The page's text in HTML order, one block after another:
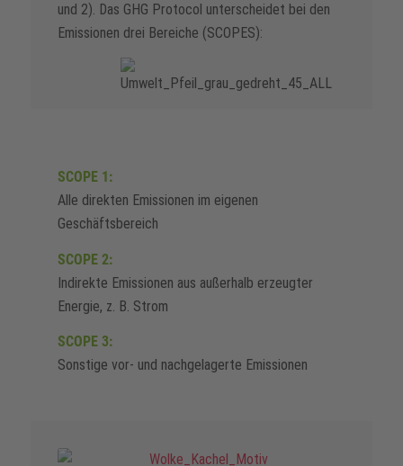
und 2). Das GHG Protocol unterscheidet bei den
Emissionen drei Bereiche (SCOPES):
SCOPE 1:
Alle direkten Emissionen im eigenen
Geschäftsbereich
SCOPE 2:
Indirekte Emissionen aus außerhalb erzeugter
Energie, z. B. Strom
SCOPE 3:
Sonstige vor- und nachgelagerte Emissionen